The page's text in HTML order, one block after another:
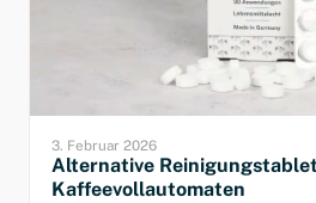
3. Februar 2026
Alternative
Kaffeevollautomaten